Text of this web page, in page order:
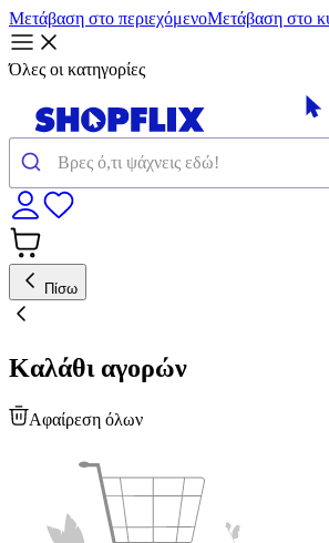
Μετάβαση στο περιεχόμενοΜετάβαση στο
Όλες οι κατηγορίες
Πίσω
Καλάθι αγορών
Αφαίρεση όλων